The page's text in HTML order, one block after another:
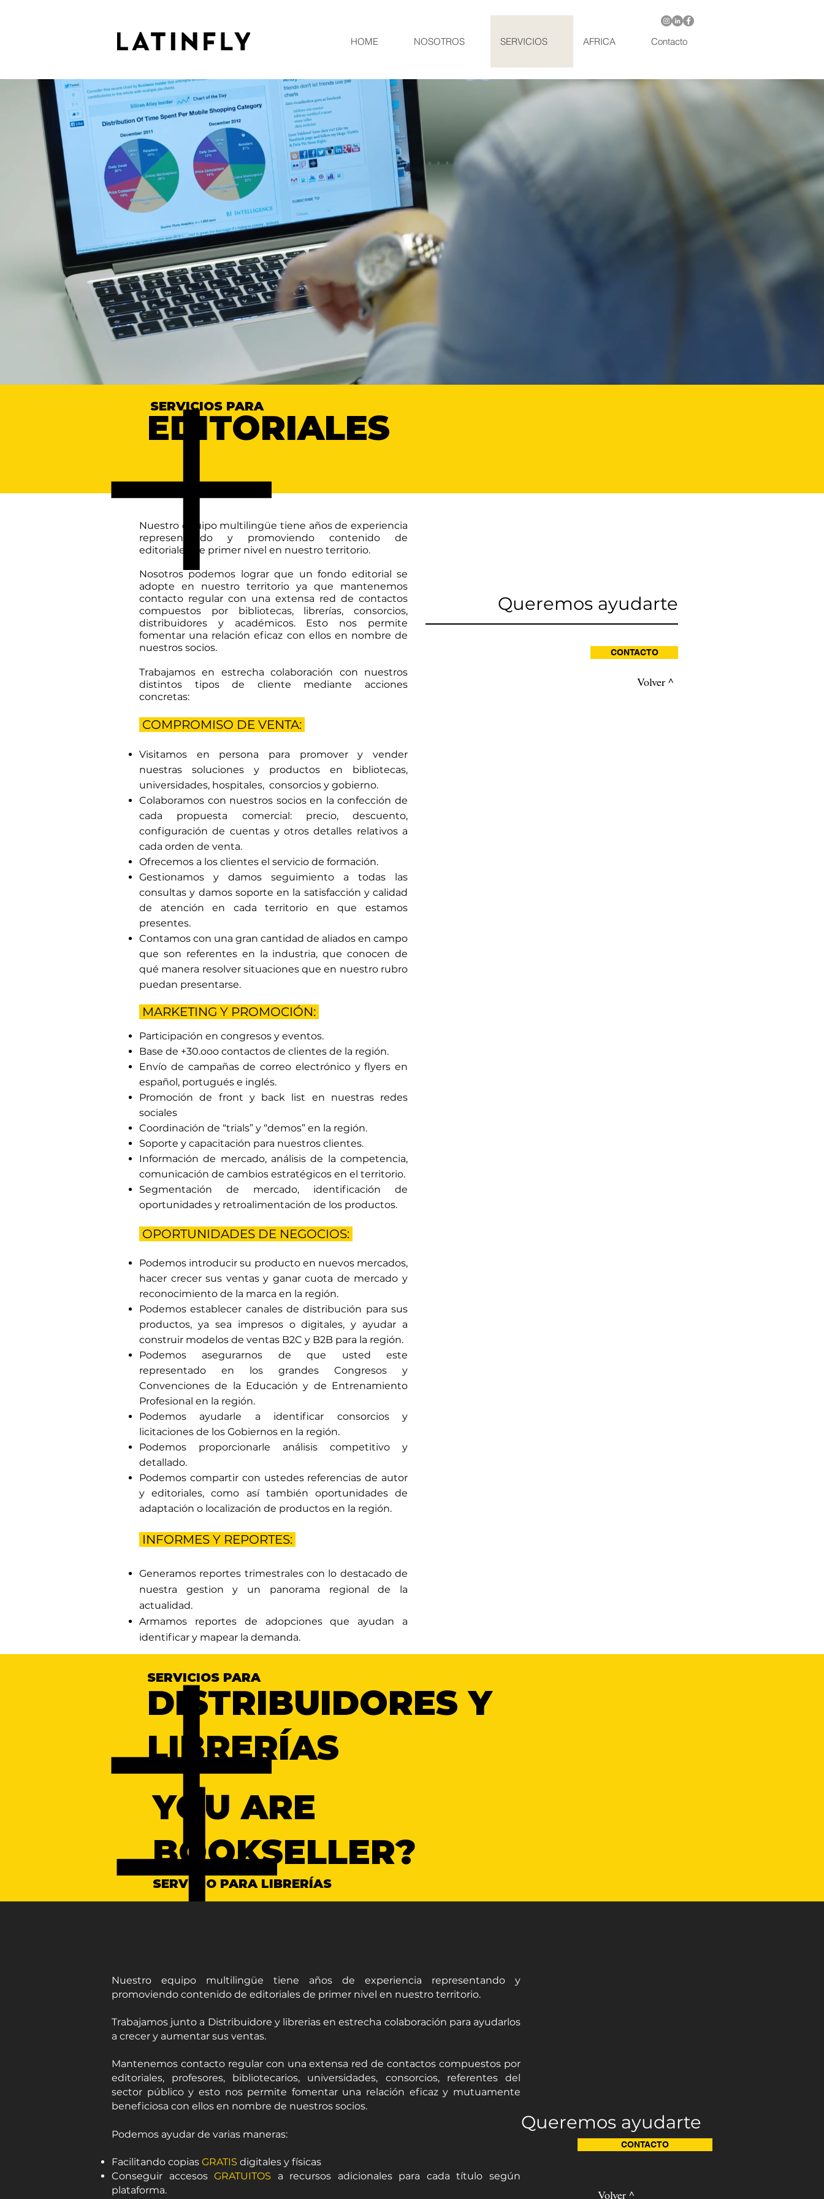
HOME NOSOTROS SERVICIOS AFRICA Contacto
EDITORIALES
SERVICIOS PARA
Nuestro equipo multilingüe tiene años de experiencia
representando y promoviendo contenido de
editoriales de primer nivel en nuestro territorio.
Nosotros podemos lograr que un fondo editorial se
adopte en nuestro territorio ya que mantenemos
contacto regular con una extensa red de contactos
compuestos por bibliotecas, librerías, consorcios,
distribuidores y académicos. Esto nos permite
fomentar una relación eficaz con ellos en nombre de
nuestros socios.
Trabajamos en estrecha colaboración con nuestros
distintos tipos de cliente mediante acciones
concretas:
COMPROMISO DE VENTA:
Visitamos en persona para promover y vender
nuestras soluciones y productos en bibliotecas,
universidades, hospitales, consorcios y gobierno.
Colaboramos con nuestros socios en la confección de
cada propuesta comercial: precio, descuento,
configuración de cuentas y otros detalles relativos a
cada orden de venta.
Ofrecemos a los clientes el servicio de formación.
Gestionamos y damos seguimiento a todas las
consultas y damos soporte en la satisfacción y calidad
de atención en cada territorio en que estamos
presentes.
Contamos con una gran cantidad de aliados en campo
que son referentes en la industria, que conocen de
qué manera resolver situaciones que en nuestro rubro
puedan presentarse.
MARKETING Y PROMOCIÓN:
Participación en congresos y eventos.
Base de +30.ooo contactos de clientes de la región.
Envío de campañas de correo electrónico y flyers en
español, portugués e inglés.
Promoción de front y back list en nuestras redes
sociales
Coordinación de “trials” y “demos” en la región.
Soporte y capacitación para nuestros clientes.
Información de mercado, análisis de la competencia,
comunicación de cambios estratégicos en el territorio.
Segmentación de mercado, identificación de
oportunidades y retroalimentación de los productos.
OPORTUNIDADES DE NEGOCIOS:
Podemos introducir su producto en nuevos mercados,
hacer crecer sus ventas y ganar cuota de mercado y
reconocimiento de la marca en la región.
Podemos establecer canales de distribución para sus
productos, ya sea impresos o digitales, y ayudar a
construir modelos de ventas B2C y B2B para la región.
Podemos asegurarnos de que usted este
representado en los grandes Congresos y
Convenciones de la Educación y de Entrenamiento
Profesional en la región.
Podemos ayudarle a identificar consorcios y
licitaciones de los Gobiernos en la región.
Podemos proporcionarle análisis competitivo y
detallado.
Podemos compartir con ustedes referencias de autor
y editoriales, como así también oportunidades de
adaptación o localización de productos en la región.
INFORMES Y REPORTES:
Generamos reportes trimestrales con lo destacado de
nuestra gestion y un panorama regional de la
actualidad.
Armamos reportes de adopciones que ayudan a
identificar y mapear la demanda.
Queremos ayudarte
CONTACTO
Volver ^
DISTRIBUIDORES Y
LIBRERÍAS
SERVICIOS PARA
YOU ARE
BOOKSELLER?
SERVICIO PARA LIBRERÍAS
Nuestro equipo multilingüe tiene años de experiencia representando y
promoviendo contenido de editoriales de primer nivel en nuestro territorio.
Trabajamos junto a Distribuidore y librerias en estrecha colaboración para ayudarlos
a crecer y aumentar sus ventas.
Mantenemos contacto regular con una extensa red de contactos compuestos por
editoriales, profesores, bibliotecarios, universidades, consorcios, referentes del
sector público y esto nos permite fomentar una relación eficaz y mutuamente
beneficiosa con ellos en nombre de nuestros socios.
Podemos ayudar de varias maneras:
Facilitando copias GRATIS digitales y físicas
Conseguir accesosGRATUITOS a recursos adicionales para cada título según
plataforma.
Queremos ayudarte
CONTACTO
Volver ^